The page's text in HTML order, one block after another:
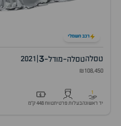
רכב חשמלי
טסלהטסלה-מודל-3
2021
₪108,450
1
יד ראשונהבעלות פרטיתטווח 448 ק״מ